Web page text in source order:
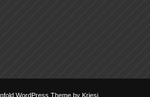
WordPress Theme by Kriesi